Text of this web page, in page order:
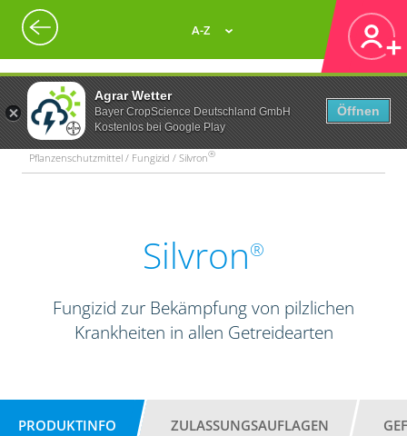
Agrar Wetter
Bayer CropScience Deutschland GmbH
Kostenlos bei Google Play
Öffnen
A-Z
Pflanzenschutzmittel / Fungizid / Silvron®
Silvron®
Fungizid zur Bekämpfung von pilzlichen
Krankheiten in allen Getreidearten
PRODUKTINFO ZULASSUNGSAUFLAGEN